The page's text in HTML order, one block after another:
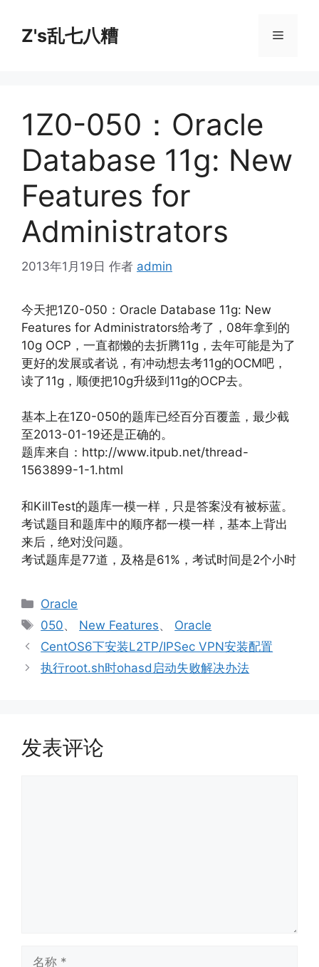
Z's乱七八糟 菜
1Z0-050：Oracle
Database 11g: New
Features for
Administrators
2013年1月19日 作者 admin
今天把1Z0-050：Oracle Database 11g: New
Features for Administrators给考了，08年拿到的
10g OCP，一直都懒的去折腾11g，去年可能是为了
更好的发展或者说，有冲动想去考11g的OCM吧，
读了11g，顺便把10g升级到11g的OCP去。
基本上在1Z0-050的题库已经百分百覆盖，最少截
至2013-01-19还是正确的。
题库来自：http://www.itpub.net/thread-
1563899-1-1.html
和KillTest的题库一模一样，只是答案没有被标蓝。
考试题目和题库中的顺序都一模一样，基本上背出
来后，绝对没问题。
考试题库是77道，及格是61%，考试时间是2个小时
分
类
Oracle
标
签
050、 New Features、 Oracle
CentOS6下安装L2TP/IPSec VPN安装配置
执行root.sh时ohasd启动失败解决办法
发表评论